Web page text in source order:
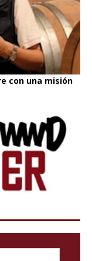
con una misión